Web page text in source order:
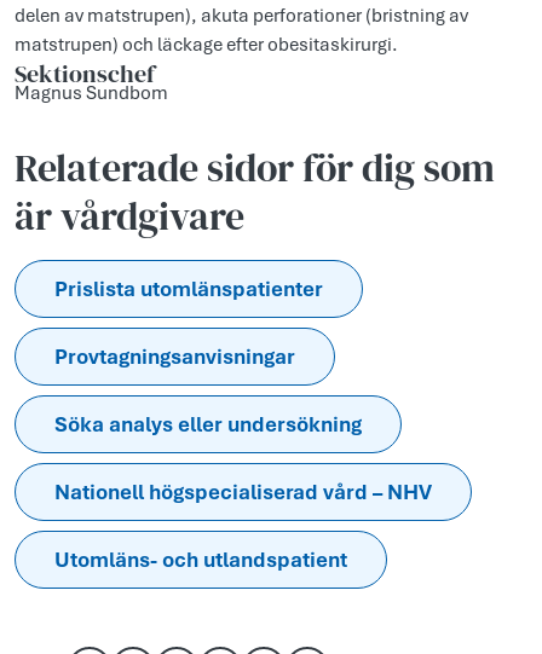
delen av matstrupen), akuta perforationer (bristning av
matstrupen) och läckage efter obesitaskirurgi.
Sektionschef
Magnus Sundbom
Relaterade sidor för dig som
är vårdgivare
Prislista utomlänspatienter
Provtagningsanvisningar
Söka analys eller undersökning
Nationell högspecialiserad vård – NHV
Utomläns- och utlandspatient